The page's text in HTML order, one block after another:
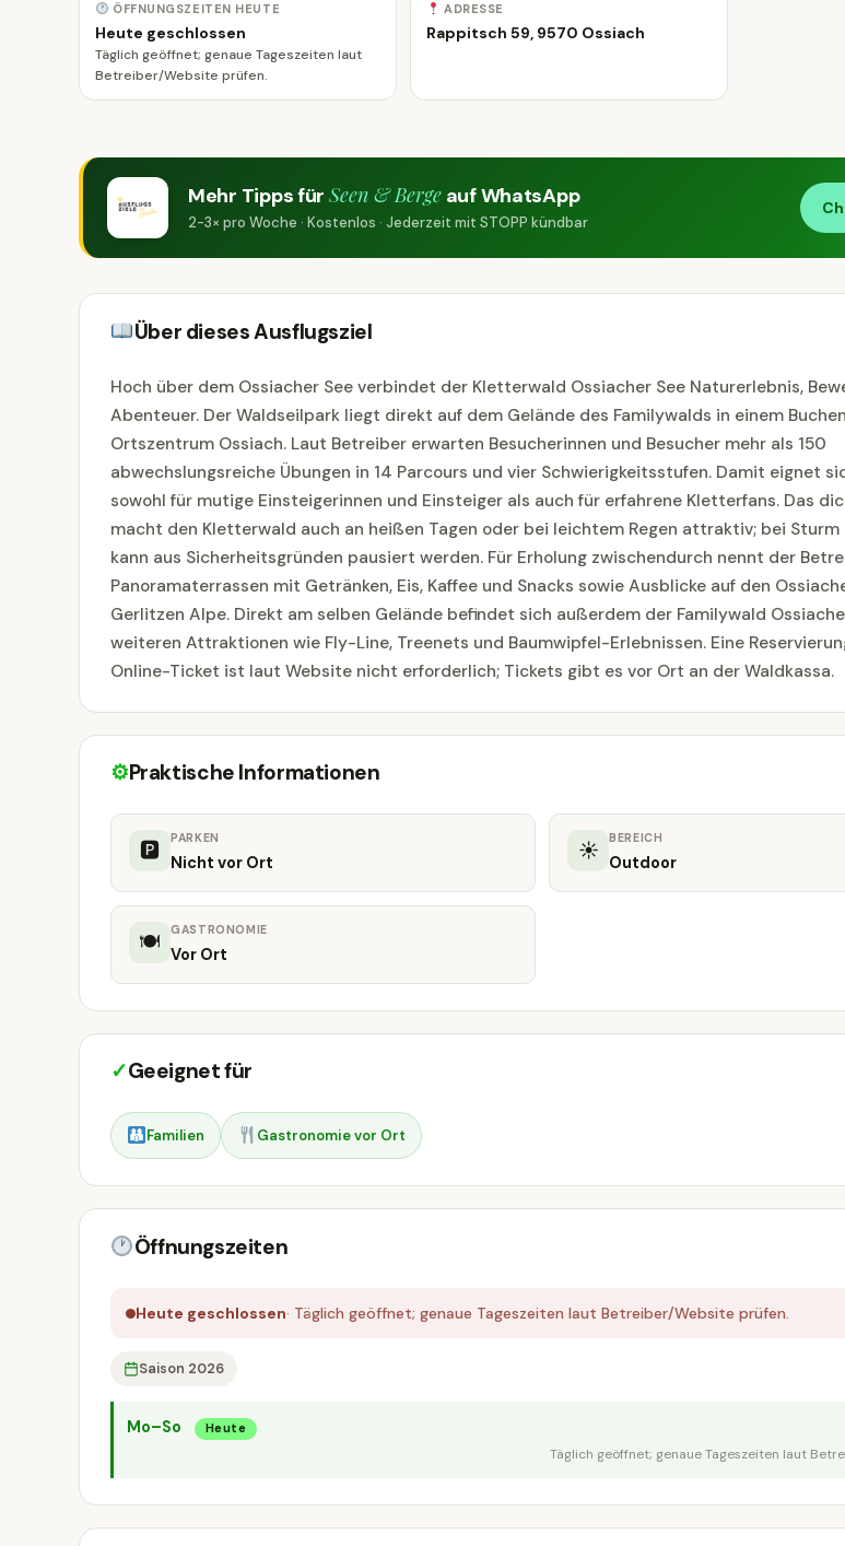
ÖFFNUNGSZEITEN HEUTE
Heute geschlossen
Täglich geöffnet; genaue Tageszeiten laut
Betreiber/Website prüfen.
ADRESSE
Rappitsch 59, 9570 Ossiach
Mehr Tipps für Seen & Bergeauf WhatsApp
2-3× pro Woche · Kostenlos · Jederzeit mit STOPP kündbar
Über dieses Ausflugsziel
Hoch über dem Ossiacher See verbindet der Kletterwald Ossiacher See Naturerlebnis,
Abenteuer. Der Waldseilpark liegt direkt auf dem Gelände des Familywalds in einem
Ortszentrum Ossiach. Laut Betreiber erwarten Besucherinnen und Besucher mehr als 150
abwechslungsreiche Übungen in 14 Parcours und vier Schwierigkeitsstufen. Damit eignet
sowohl für mutige Einsteigerinnen und Einsteiger als auch für erfahrene Kletterfans. Das
macht den Kletterwald auch an heißen Tagen oder bei leichtem Regen attraktiv; bei
kann aus Sicherheitsgründen pausiert werden. Für Erholung zwischendurch nennt der
Panoramaterrassen mit Getränken, Eis, Kaffee und Snacks sowie Ausblicke auf den
Gerlitzen Alpe. Direkt am selben Gelände befindet sich außerdem der Familywald
weiteren Attraktionen wie Fly-Line, Treenets und Baumwipfel-Erlebnissen. Eine
Online-Ticket ist laut Website nicht erforderlich; Tickets gibt es vor Ort an der Waldkassa.
⚙Praktische Informationen
🅿 PARKEN
Nicht vor Ort ☀ BEREICH
Outdoor
🍽 GASTRONOMIE
Vor Ort
✓Geeignet für
Familien Gastronomie vor Ort
Öffnungszeiten
Heute geschlossen· Täglich geöffnet; genaue Tageszeiten laut Betreiber/Website prüfen.
Saison 2026
Mo–So Heute
Täglich geöffnet; genaue Tageszeiten laut